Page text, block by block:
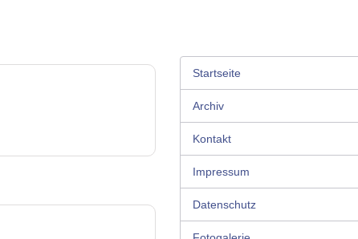
Startseite
Archiv
Kontakt
Impressum
Datenschutz